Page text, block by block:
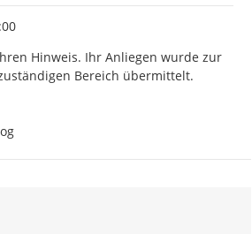
Hinweis. Ihr Anliegen wurde zur
Bereich übermittelt.